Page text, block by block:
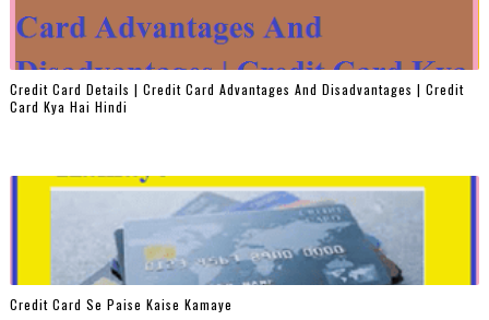
Credit Card Details | Credit Card Advantages And Disadvantages | Credit
Card Kya Hai Hindi
Credit Card Se Paise Kaise Kamaye